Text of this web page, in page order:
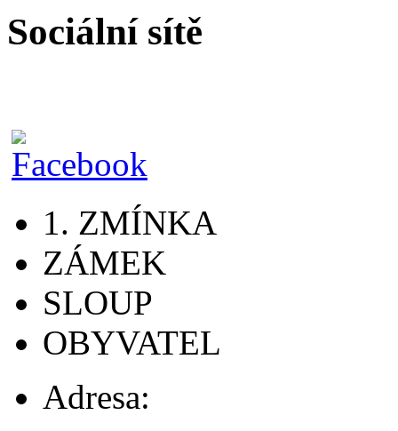
Sociální sítě
1. ZMÍNKA
ZÁMEK
SLOUP
OBYVATEL
Adresa: